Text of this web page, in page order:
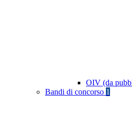
OIV (da
Bandi di concorso 1